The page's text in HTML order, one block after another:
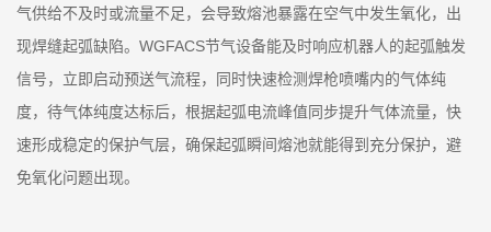
气供给不及时或流量不足，会导致熔池暴露在空气中发生氧化，出
现焊缝起弧缺陷。WGFACS节气设备能及时响应机器人的起弧触发
信号，立即启动预送气流程，同时快速检测焊枪喷嘴内的气体纯
度，待气体纯度达标后，根据起弧电流峰值同步提升气体流量，快
速形成稳定的保护气层，确保起弧瞬间熔池就能得到充分保护，避
免氧化问题出现。